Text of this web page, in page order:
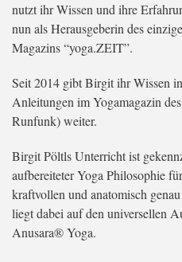
nutzt ihr Wissen und ihre
nun als Herausgeberin des
Magazins “yoga.ZEIT”.
Seit 2014 gibt Birgit ihr Wissen
Anleitungen im Yogamagazin
Runfunk) weiter.
Birgit Pöltls Unterricht ist
aufbereiteter Yoga Philosophie
kraftvollen und anatomisch
liegt dabei auf den universellen
Anusara® Yoga.